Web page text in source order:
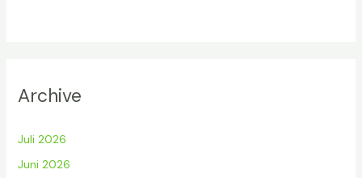
Archive
Juli 2026
Juni 2026